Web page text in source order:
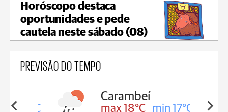
Horóscopo destaca
oportunidades e pede
cautela neste sábado (08)
PREVISÃO DO TEMPO
18°C
Carambeí
max 18°C min 17°C